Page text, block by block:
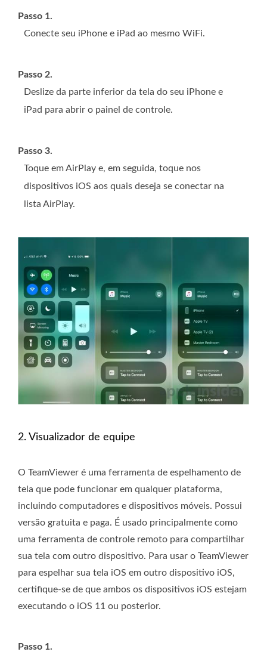
Passo 1.
Conecte seu iPhone e iPad ao mesmo WiFi.
Passo 2.
Deslize da parte inferior da tela do seu iPhone e
iPad para abrir o painel de controle.
Passo 3.
Toque em AirPlay e, em seguida, toque nos
dispositivos iOS aos quais deseja se conectar na
lista AirPlay.
2. Visualizador de equipe
O TeamViewer é uma ferramenta de espelhamento de
tela que pode funcionar em qualquer plataforma,
incluindo computadores e dispositivos móveis. Possui
versão gratuita e paga. É usado principalmente como
uma ferramenta de controle remoto para compartilhar
sua tela com outro dispositivo. Para usar o TeamViewer
para espelhar sua tela iOS em outro dispositivo iOS,
certifique-se de que ambos os dispositivos iOS estejam
executando o iOS 11 ou posterior.
Passo 1.